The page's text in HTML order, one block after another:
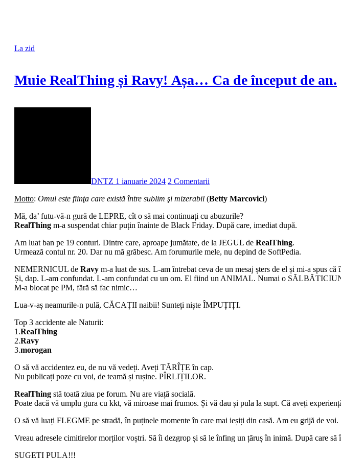
La zid
Muie RealThing și Ravy! Așa… Ca de început de an.
DNTZ 1 ianuarie 2024 2 Comentarii
Motto: Omul este fiinţa care există între sublim şi mizerabil (Betty Marcovici)
Mă, da’ futu-vă-n gură de LEPRE, cît o să mai continuați cu abuzurile?
RealThing m-a suspendat chiar puțin înainte de Black Friday. După care, imediat după.
Am luat ban pe 19 conturi. Dintre care, aproape jumătate, de la JEGUL de RealThing.
Urmează contul nr. 20. Dar nu mă grăbesc. Am forumurile mele, nu depind de SoftPedia.
NEMERNICUL de Ravy m-a luat de sus. L-am întrebat ceva de un mesaj șters de el și mi-a spus
Și, dap. L-am confundat. L-am confundat cu un om. El fiind un ANIMAL. Numai o
M-a blocat pe PM, fără să fac nimic…
Lua-v-aș neamurile-n pulă, CĂCAȚII naibii! Sunteți niște ÎMPUȚIȚI.
Top 3 accidente ale Naturii:
1.RealThing
2.Ravy
3.morogan
O să vă accidentez eu, de nu vă vedeți. Aveți TĂRÎȚE în cap.
Nu publicați poze cu voi, de teamă și rușine. PÎRLIȚILOR.
RealThing stă toată ziua pe forum. Nu are viață socială.
Poate dacă vă umplu gura cu kkt, vă miroase mai frumos. Și vă dau și pula la supt. Că aveți
O să vă luați FLEGME pe stradă, în puținele momente în care mai ieșiți din casă. Am eu grijă de voi.
Vreau adresele cimitirelor morților voștri. Să îi dezgrop și să le înfing un țăruș în inimă. După care
SUGEȚI PULA!!!